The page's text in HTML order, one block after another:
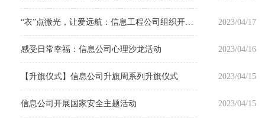
2023/04/17
感受日常幸福：信息公司心理沙龙活动 2023/04/16
【升旗仪式】信息公司升旗周系列升旗仪式 2023/04/15
信息公司开展国家安全主题活动 2023/04/15